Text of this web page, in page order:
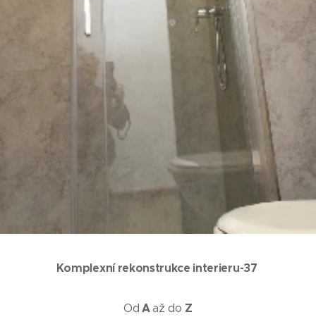
Komplexní rekonstrukce interieru-37
Od A až do Z